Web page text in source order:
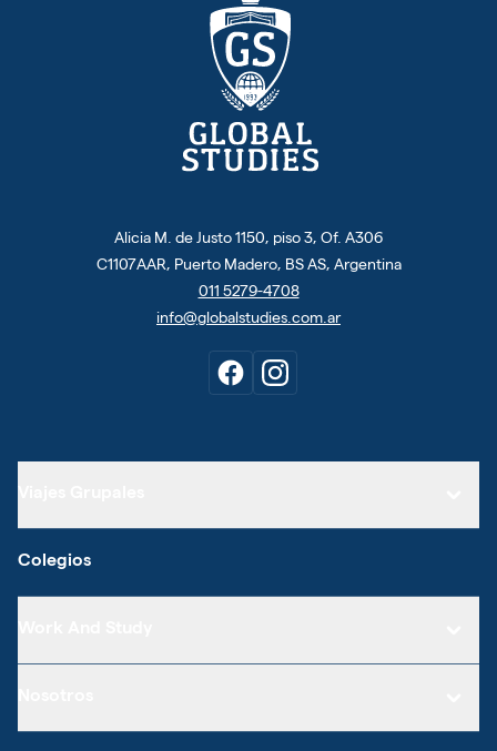
Alicia M. de Justo 1150, piso 3, Of. A306
C1107AAR, Puerto Madero, BS AS, Argentina
011 5279-4708
info@globalstudies.com.ar
Colegios